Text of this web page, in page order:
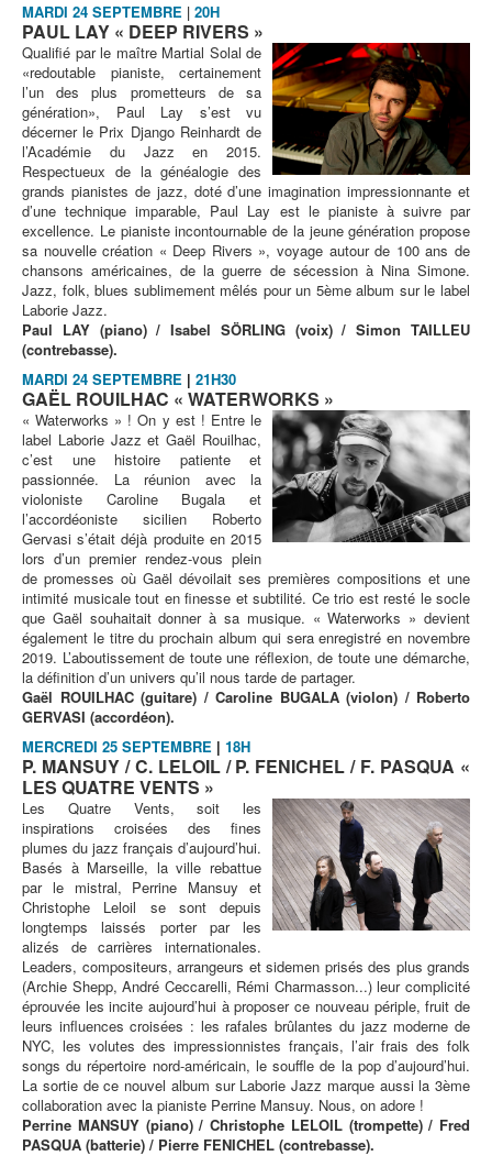
MARDI 24 SEPTEMBRE | 20H
PAUL LAY « DEEP RIVERS »
Qualifié par le maître Martial Solal de
«redoutable pianiste, certainement
l’un des plus prometteurs de sa
génération», Paul Lay s’est vu
décerner le Prix Django Reinhardt de
l’Académie du Jazz en 2015.
Respectueux de la généalogie des
grands pianistes de jazz, doté d’une imagination impressionnante et
d’une technique imparable, Paul Lay est le pianiste à suivre par
excellence. Le pianiste incontournable de la jeune génération propose
sa nouvelle création « Deep Rivers », voyage autour de 100 ans de
chansons américaines, de la guerre de sécession à Nina Simone.
Jazz, folk, blues sublimement mêlés pour un 5ème album sur le label
Laborie Jazz.
Paul LAY (piano) / Isabel SÖRLING (voix) / Simon TAILLEU
(contrebasse).
MARDI 24 SEPTEMBRE | 21H30
GAËL ROUILHAC « WATERWORKS »
« Waterworks » ! On y est ! Entre le
label Laborie Jazz et Gaël Rouilhac,
c’est une histoire patiente et
passionnée. La réunion avec la
violoniste Caroline Bugala et
l’accordéoniste sicilien Roberto
Gervasi s’était déjà produite en 2015
lors d’un premier rendez-vous plein
de promesses où Gaël dévoilait ses premières compositions et une
intimité musicale tout en finesse et subtilité. Ce trio est resté le socle
que Gaël souhaitait donner à sa musique. « Waterworks » devient
également le titre du prochain album qui sera enregistré en novembre
2019. L’aboutissement de toute une réflexion, de toute une démarche,
la définition d’un univers qu’il nous tarde de partager.
Gaël ROUILHAC (guitare) / Caroline BUGALA (violon) / Roberto
GERVASI (accordéon).
MERCREDI 25 SEPTEMBRE | 18H
P. MANSUY / C. LELOIL / P. FENICHEL / F. PASQUA «
LES QUATRE VENTS »
Les Quatre Vents, soit les
inspirations croisées des fines
plumes du jazz français d’aujourd’hui.
Basés à Marseille, la ville rebattue
par le mistral, Perrine Mansuy et
Christophe Leloil se sont depuis
longtemps laissés porter par les
alizés de carrières internationales.
Leaders, compositeurs, arrangeurs et sidemen prisés des plus grands
(Archie Shepp, André Ceccarelli, Rémi Charmasson...) leur complicité
éprouvée les incite aujourd’hui à proposer ce nouveau périple, fruit de
leurs influences croisées : les rafales brûlantes du jazz moderne de
NYC, les volutes des impressionnistes français, l’air frais des folk
songs du répertoire nord-américain, le souffle de la pop d’aujourd’hui.
La sortie de ce nouvel album sur Laborie Jazz marque aussi la 3ème
collaboration avec la pianiste Perrine Mansuy. Nous, on adore !
Perrine MANSUY (piano) / Christophe LELOIL (trompette) / Fred
PASQUA (batterie) / Pierre FENICHEL (contrebasse).